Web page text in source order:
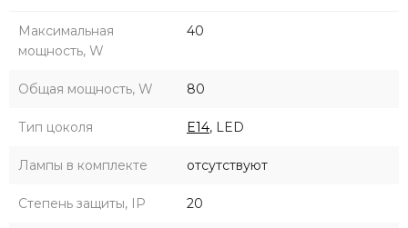
Максимальная
мощность, W
40
Общая мощность, W 80
Тип цоколя E14, LED
Лампы в комплекте отсутствуют
Степень защиты, IP 20